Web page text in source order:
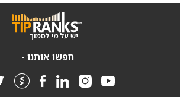
חפשו אותנו -